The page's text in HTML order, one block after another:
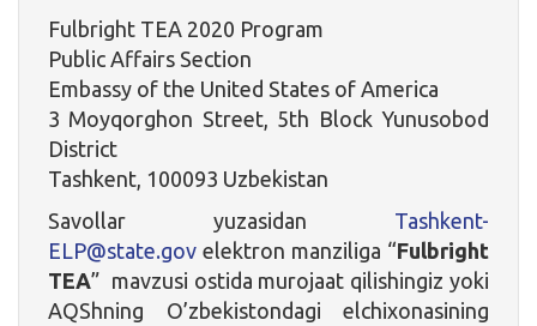
Fulbright TEA 2020 Program
Public Affairs Section
Embassy of the United States of America
3 Moyqorghon Street, 5th Block Yunusobod
District
Tashkent, 100093 Uzbekistan
Savollar yuzasidan Tashkent-
ELP@state.gov elektron manziliga “Fulbright
TEA” mavzusi ostida murojaat qilishingiz yoki
AQShning O’zbekistondagi elchixonasining